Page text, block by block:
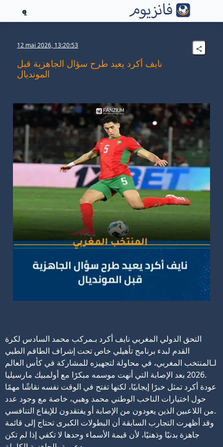
1
12 mai 2026, 13:20:53
نايف أكرد يعيد طرح سؤال الجاهزية قبل
المونديال
التحق الدولي المغربي نايف أكرد بـمركب محمد السادس لكرة
القدم لبدء برنامج تأهيلي خاص تحت إشراف الطاقم الطبي
لـالمنتخب المغربي، في محاولة لتجهيزه للمشاركة في كأس العالم
2026 بعد الإصابة التي أنهت موسمه مبكرًا مع أولمبيك مارسيليا.
عودة أكرد تمثل خبرًا إيجابيًا، لكنها تفتح في الوقت نفسه نقاشًا مهمًا
حول اختيارات الناخب الوطني محمد وهبي، خاصة مع وجود عدد
من اللاعبين الذين يعودون من الإصابة أو يفتقدون للإيقاع التنافسي.
وقد أظهرت التجارب السابقة أن البطولات الكبرى تحتاج إلى قائمة
جاهزة بدنيًا وذهنيًا، لأن قيمة الأسماء وحدها لا تكفي إذا لم تكن